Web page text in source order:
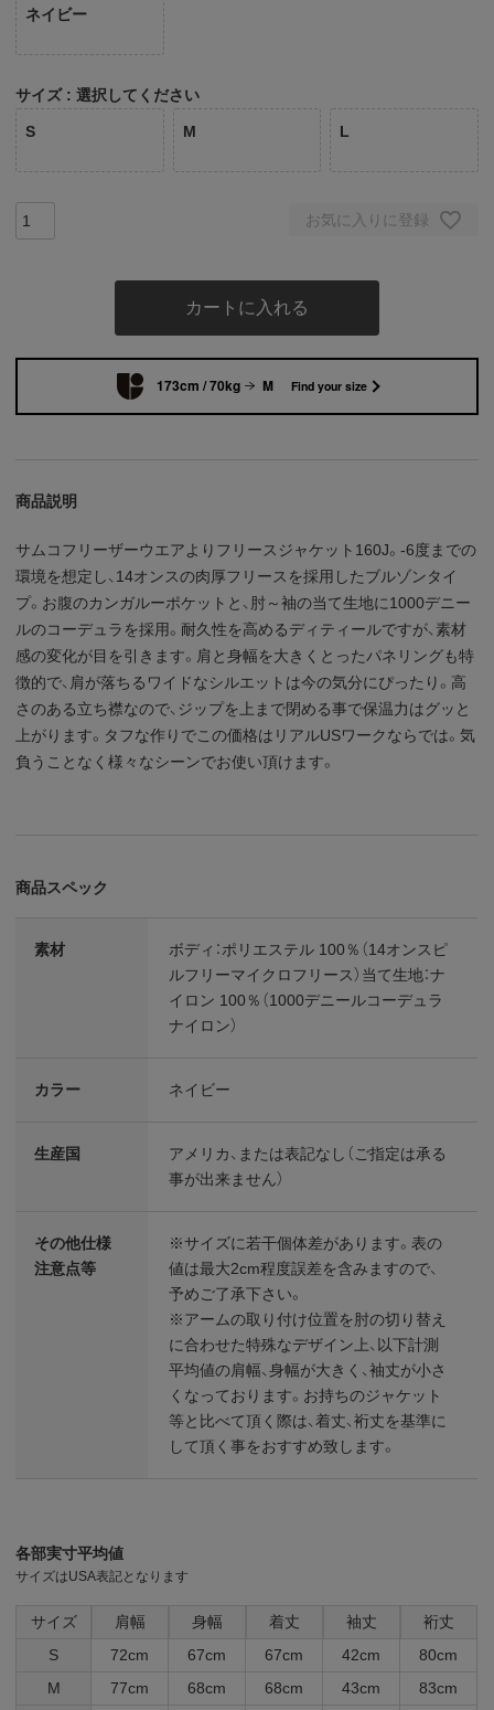
ネイビー
サイズ 選択してください
S M L
お気に入りに登録
カートに入れる
173cm / 70kg M Find your size
商品説明
サムコフリーザーウエアよりフリースジャケット160J。-6度までの
環境を想定し、14オンスの肉厚フリースを採用したブルゾンタイ
プ。お腹のカンガルーポケットと、肘～袖の当て生地に1000デニー
ルのコーデュラを採用。耐久性を高めるディティールですが、素材
感の変化が目を引きます。肩と身幅を大きくとったパネリングも特
徴的で、肩が落ちるワイドなシルエットは今の気分にぴったり。高
さのある立ち襟なので、ジップを上まで閉める事で保温力はグッと
上がります。タフな作りでこの価格はリアルUSワークならでは。気
負うことなく様々なシーンでお使い頂けます。
商品スペック
素材
ボディ：ポリエステル 100％（14オンスピ
ルフリーマイクロフリース）当て生地：ナ
イロン 100％（1000デニールコーデュラ
ナイロン）
カラー ネイビー
生産国
アメリカ、または表記なし（ご指定は承る
事が出来ません）
その他仕様
注意点等
※サイズに若干個体差があります。表の
値は最大2cm程度誤差を含みますので、
予めご了承下さい。
※アームの取り付け位置を肘の切り替え
に合わせた特殊なデザイン上、以下計測
平均値の肩幅、身幅が大きく、袖丈が小さ
くなっております。お持ちのジャケット
等と比べて頂く際は、着丈、裄丈を基準に
して頂く事をおすすめ致します。
各部実寸平均値
サイズはUSA表記となります
サイズ 肩幅 身幅 着丈 袖丈
裄丈
S
72cm 67cm 67cm 42cm
80cm
M
77cm 68cm 68cm 43cm 83cm